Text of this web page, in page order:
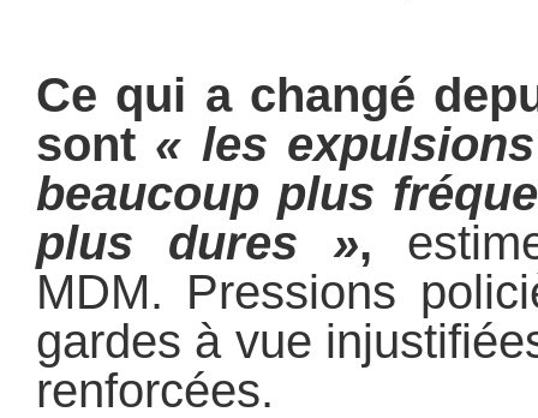
Ce qui a changé
sont « les
beaucoup plus
plus dures »,
MDM. Pressions
gardes à vue
renforcées.